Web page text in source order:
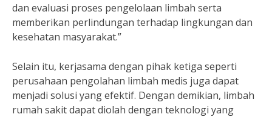
dan evaluasi proses pengelolaan limbah serta
memberikan perlindungan terhadap lingkungan dan
kesehatan masyarakat.”
Selain itu, kerjasama dengan pihak ketiga seperti
perusahaan pengolahan limbah medis juga dapat
menjadi solusi yang efektif. Dengan demikian, limbah
rumah sakit dapat diolah dengan teknologi yang